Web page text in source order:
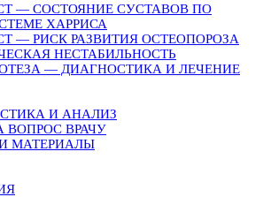
— СОСТОЯНИЕ СУСТАВОВ ПО
ХАРРИСА
— РИСК РАЗВИТИЯ ОСТЕОПОРОЗА
НЕСТАБИЛЬНОСТЬ
— ДИАГНОСТИКА И ЛЕЧЕНИЕ
И АНАЛИЗ
ВОПРОС ВРАЧУ
МАТЕРИАЛЫ